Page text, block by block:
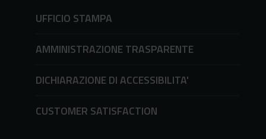
UFFICIO STAMPA
AMMINISTRAZIONE TRASPARENTE
DICHIARAZIONE DI ACCESSIBILITA'
CUSTOMER SATISFACTION